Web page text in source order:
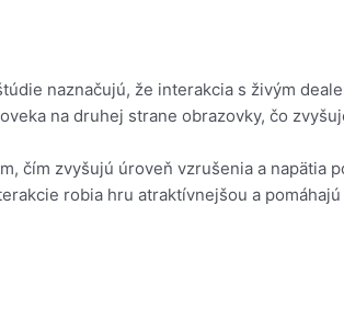
naznačujú, že interakcia s živým
na druhej strane obrazovky, čo
čím zvyšujú úroveň vzrušenia a napätia
robia hru atraktívnejšou a